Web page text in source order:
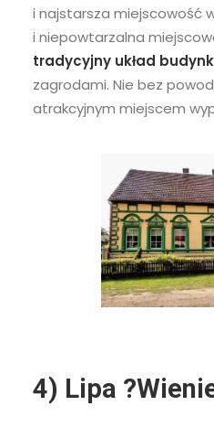
i najstarsza miejscowość
i niepowtarzalna
tradycyjny układ
zagrodami. Nie bez
atrakcyjnym miejscem
4) Lipa